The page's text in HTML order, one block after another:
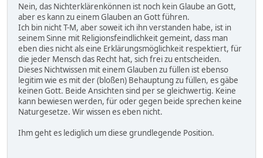
Nein, das Nichterklärenkönnen ist noch kein Glaube an Gott,
aber es kann zu einem Glauben an Gott führen.
Ich bin nicht T-M, aber soweit ich ihn verstanden habe, ist in
seinem Sinne mit Religionsfeindlichkeit gemeint, dass man
eben dies nicht als eine Erklärungsmöglichkeit respektiert, für
die jeder Mensch das Recht hat, sich frei zu entscheiden.
Dieses Nichtwissen mit einem Glauben zu füllen ist ebenso
legitim wie es mit der (bloßen) Behauptung zu füllen, es gäbe
keinen Gott. Beide Ansichten sind per se gleichwertig. Keine
kann bewiesen werden, für oder gegen beide sprechen keine
Naturgesetze. Wir wissen es eben nicht.
Ihm geht es lediglich um diese grundlegende Position.